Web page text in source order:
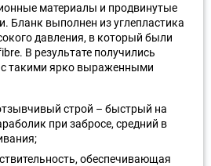
материалы и продвинутые
Бланк выполнен из углепластика
давления, в который были
В результате получились
такими ярко выраженными
строй – быстрый на
при забросе, средний в
обеспечивающая